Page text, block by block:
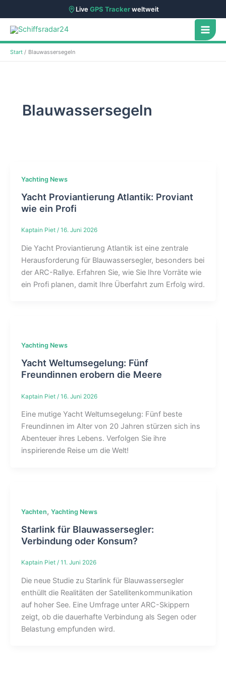
LiveGPS Trackerweltweit
Zum
Inhalt
springen
Start Blauwassersegeln
Blauwassersegeln
Yachting News
Yacht Proviantierung Atlantik: Proviant
wie ein Profi
Kaptain Piet / 16. Juni 2026
Die Yacht Proviantierung Atlantik ist eine zentrale
Herausforderung für Blauwassersegler, besonders bei
der ARC-Rallye. Erfahren Sie, wie Sie Ihre Vorräte wie
ein Profi planen, damit Ihre Überfahrt zum Erfolg wird.
Yachting News
Yacht Weltumsegelung: Fünf
Freundinnen erobern die Meere
Kaptain Piet / 16. Juni 2026
Eine mutige Yacht Weltumsegelung: Fünf beste
Freundinnen im Alter von 20 Jahren stürzen sich ins
Abenteuer ihres Lebens. Verfolgen Sie ihre
inspirierende Reise um die Welt!
Yachten, Yachting News
Starlink für Blauwassersegler:
Verbindung oder Konsum?
Kaptain Piet / 11. Juni 2026
Die neue Studie zu Starlink für Blauwassersegler
enthüllt die Realitäten der Satellitenkommunikation
auf hoher See. Eine Umfrage unter ARC-Skippern
zeigt, ob die dauerhafte Verbindung als Segen oder
Belastung empfunden wird.